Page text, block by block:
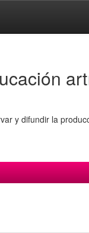
y difundir la